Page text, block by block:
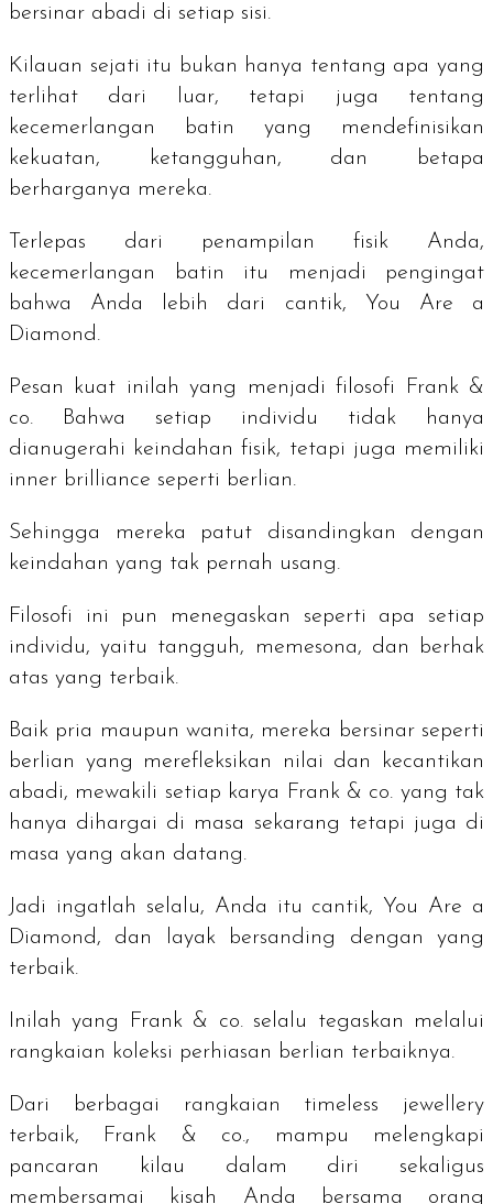
bersinar abadi di setiap sisi.
Kilauan sejati itu bukan hanya tentang apa yang
terlihat dari luar, tetapi juga tentang
kecemerlangan batin yang mendefinisikan
kekuatan, ketangguhan, dan betapa
berharganya mereka.
Terlepas dari penampilan fisik Anda,
kecemerlangan batin itu menjadi pengingat
bahwa Anda lebih dari cantik, You Are a
Diamond .
Pesan kuat inilah yang menjadi filosofi Frank &
co. Bahwa setiap individu tidak hanya
dianugerahi keindahan fisik, tetapi juga memiliki
inner brilliance seperti berlian.
Sehingga mereka patut disandingkan dengan
keindahan yang tak pernah usang.
Filosofi ini pun menegaskan seperti apa setiap
individu, yaitu tangguh, memesona, dan berhak
atas yang terbaik.
Baik pria maupun wanita, mereka bersinar seperti
berlian yang merefleksikan nilai dan kecantikan
abadi, mewakili setiap karya Frank & co. yang tak
hanya dihargai di masa sekarang tetapi juga di
masa yang akan datang.
Jadi ingatlah selalu, Anda itu cantik, You Are a
Diamond , dan layak bersanding dengan yang
terbaik.
Inilah yang Frank & co. selalu tegaskan melalui
rangkaian koleksi perhiasan berlian terbaiknya.
Dari berbagai rangkaian timeless jewellery
terbaik, Frank & co., mampu melengkapi
pancaran kilau dalam diri sekaligus
membersamai kisah Anda bersama orang